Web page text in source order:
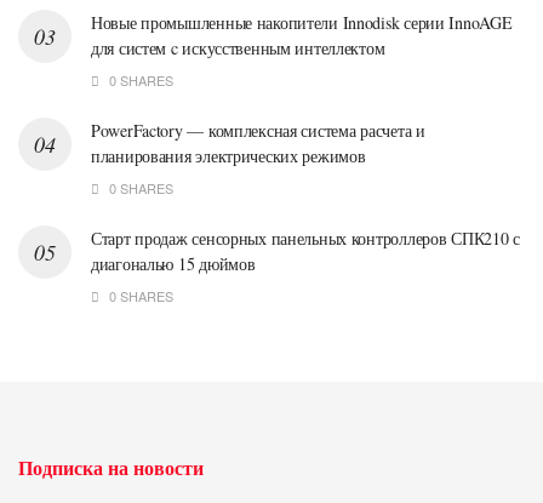
Новые промышленные накопители Innodisk серии InnoAGE
для систем c искусственным интеллектом
0 SHARES
PowerFactory — комплексная система расчета и
планирования электрических режимов
0 SHARES
Старт продаж сенсорных панельных контроллеров СПК210 с
диагональю 15 дюймов
0 SHARES
Подписка на новости